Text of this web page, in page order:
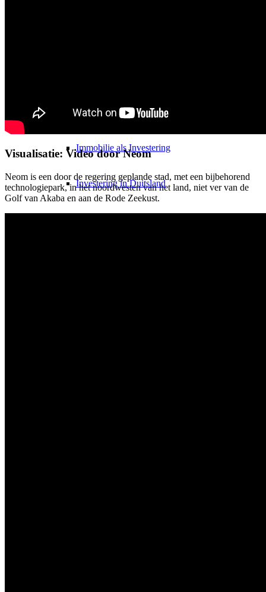
Onroerend goed
Immobilie als Investering
Investering in Duitsland
Visualisatie: Video door Neom
Neom is een door de regering geplande stad, met een bijbehorend
technologiepark, in het noordwesten van het land, niet ver van de
Golf van Akaba en aan de Rode Zeekust.